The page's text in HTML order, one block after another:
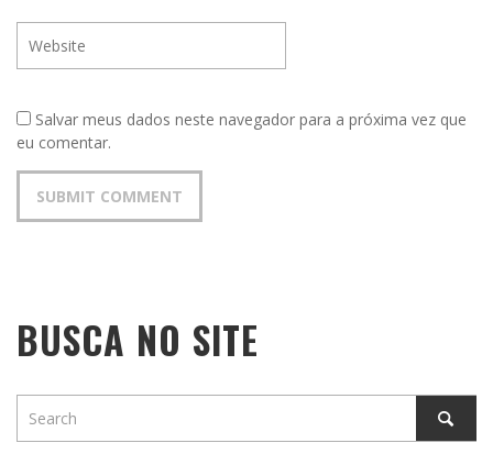
Salvar meus dados neste navegador para a próxima vez que
eu comentar.
BUSCA NO SITE